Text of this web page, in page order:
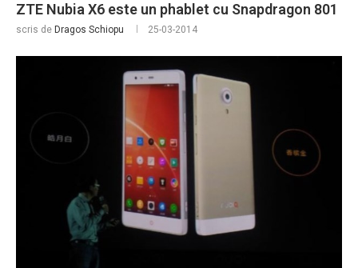
ZTE Nubia X6 este un phablet cu Snapdragon 801
scris de Dragos Schiopu 25-03-2014